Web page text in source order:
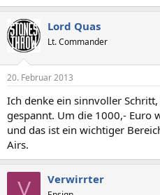
Lord Quas
Lt. Commander
20. Februar 2013
Ich denke ein sinnvoller
gespannt. Um die 1000,- Euro
und das ist ein wichtiger
Airs.
V Verwirrter